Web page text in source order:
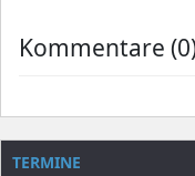
Kommentare
TERMINE